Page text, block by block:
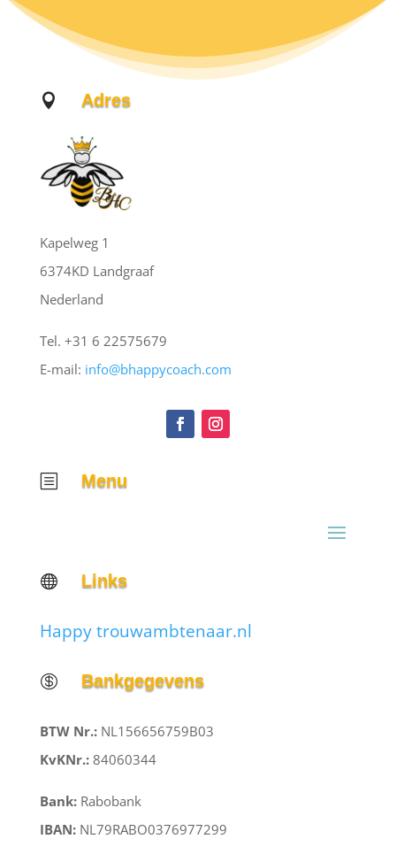
 Adres
Kapelweg 1
6374KD Landgraaf
Nederland
Tel. +31 6 22575679
E-mail: info@bhappycoach.com
b Menu
 Links
Happy trouwambtenaar.nl
 Bankgegevens
BTW Nr.:NL156656759B03
KvKNr.:84060344
Bank:Rabobank
IBAN:NL79RABO0376977299